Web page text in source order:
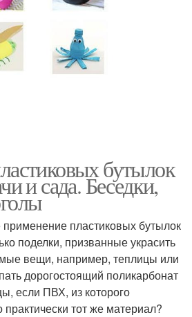
бутылок
и сада. Беседки,
пластиковых бутылок
поделки, призванные украсить
вещи, например, теплицы или
дорогостоящий поликарбонат
если ПВХ, из которого
практически тот же материал?